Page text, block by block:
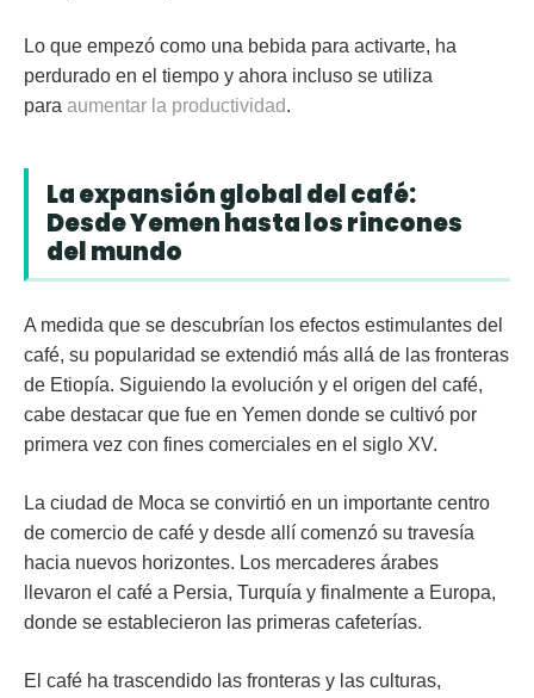
Lo que empezó como una bebida para activarte, ha
perdurado en el tiempo y ahora incluso se utiliza
para aumentar la productividad.
La expansión global del café:
Desde Yemen hasta los rincones
del mundo
A medida que se descubrían los efectos estimulantes del
café, su popularidad se extendió más allá de las fronteras
de Etiopía. Siguiendo la evolución y el origen del café,
cabe destacar que fue en Yemen donde se cultivó por
primera vez con fines comerciales en el siglo XV.
La ciudad de Moca se convirtió en un importante centro
de comercio de café y desde allí comenzó su travesía
hacia nuevos horizontes. Los mercaderes árabes
llevaron el café a Persia, Turquía y finalmente a Europa,
donde se establecieron las primeras cafeterías.
El café ha trascendido las fronteras y las culturas,